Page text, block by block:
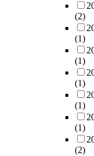
(2)
(1)
(1)
(1)
(1)
(1)
(2)